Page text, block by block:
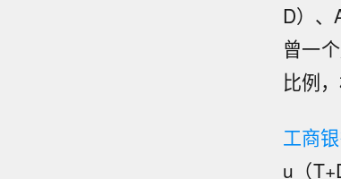
D）、
曾一
比例
工商
u（